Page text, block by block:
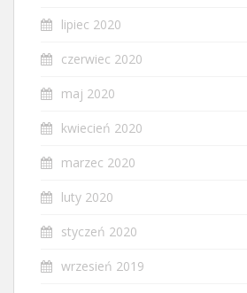
lipiec 2020
czerwiec 2020
maj 2020
kwiecień 2020
marzec 2020
luty 2020
styczeń 2020
wrzesień 2019